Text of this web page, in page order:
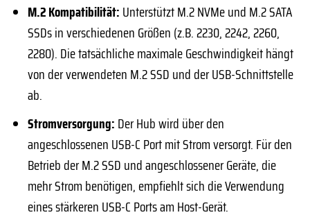
M.2 Kompatibilität: Unterstützt M.2 NVMe und M.2 SATA
SSDs in verschiedenen Größen (z.B. 2230, 2242, 2260,
2280). Die tatsächliche maximale Geschwindigkeit hängt
von der verwendeten M.2 SSD und der USB-Schnittstelle
ab.
Stromversorgung: Der Hub wird über den
angeschlossenen USB-C Port mit Strom versorgt. Für den
Betrieb der M.2 SSD und angeschlossener Geräte, die
mehr Strom benötigen, empfiehlt sich die Verwendung
eines stärkeren USB-C Ports am Host-Gerät.